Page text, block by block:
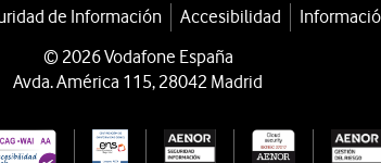
de Información Accesibilidad
© 2026 Vodafone España
Avda. América 115, 28042 Madrid